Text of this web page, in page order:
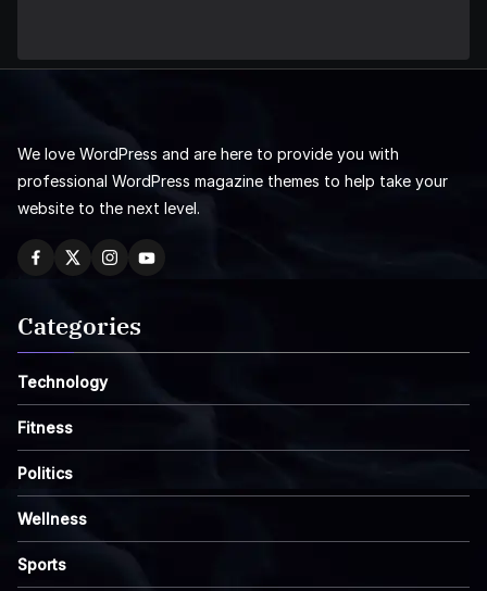
We love WordPress and are here to provide you with
professional WordPress magazine themes to help take your
website to the next level.
Categories
Technology
Fitness
Politics
Wellness
Sports